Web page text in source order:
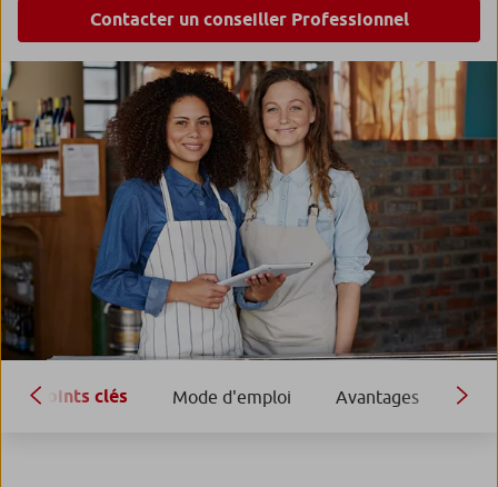
Contacter un conseiller Professionnel
Points clés Mode d'emploi Avantages